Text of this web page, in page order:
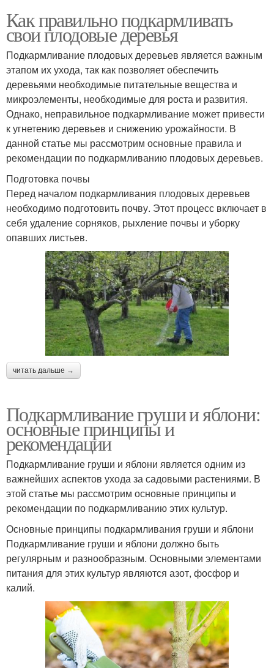
Как правильно подкармливать
свои плодовые деревья
Подкармливание плодовых деревьев является важным
этапом их ухода, так как позволяет обеспечить
деревьями необходимые питательные вещества и
микроэлементы, необходимые для роста и развития.
Однако, неправильное подкармливание может привести
к угнетению деревьев и снижению урожайности. В
данной статье мы рассмотрим основные правила и
рекомендации по подкармливанию плодовых деревьев.
Подготовка почвы
Перед началом подкармливания плодовых деревьев
необходимо подготовить почву. Этот процесс включает в
себя удаление сорняков, рыхление почвы и уборку
опавших листьев.
читать дальше →
Подкармливание груши и яблони:
основные принципы и
рекомендации
Подкармливание груши и яблони является одним из
важнейших аспектов ухода за садовыми растениями. В
этой статье мы рассмотрим основные принципы и
рекомендации по подкармливанию этих культур.
Основные принципы подкармливания груши и яблони
Подкармливание груши и яблони должно быть
регулярным и разнообразным. Основными элементами
питания для этих культур являются азот, фосфор и
калий.